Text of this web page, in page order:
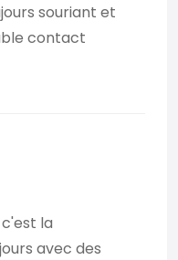
souriant et
contact
la
avec des